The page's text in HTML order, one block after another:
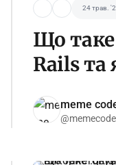
24 трав.
Що
Rails та
meme
@memecode